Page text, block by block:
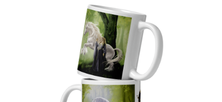
Validation de la commande